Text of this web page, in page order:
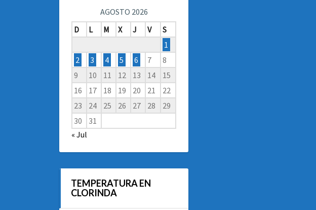
AGOSTO 2026
D
L M X J V
S
1
2
3 4 5 6 7
8
9
10 11 12 13 14
15
16
17 18 19 20 21
22
23
24 25 26 27 28
29
30
31
« Jul
TEMPERATURA EN
CLORINDA